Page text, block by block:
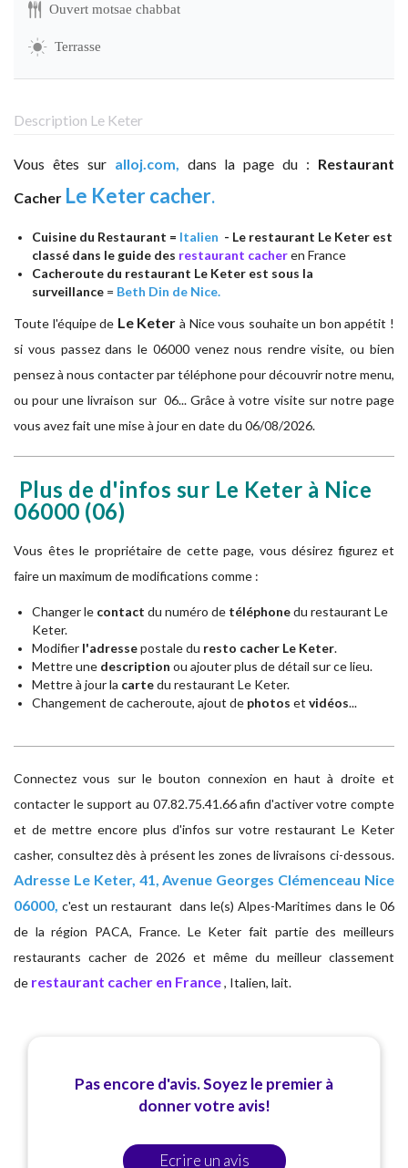
Ouvert motsae chabbat
Terrasse
Description Le Keter
Vous êtes sur alloj.com, dans la page du : Restaurant
Cacher Le Keter cacher.
Cuisine du Restaurant = Italien - Le restaurant Le Keter est
classé dans le guide des restaurant cacheren France
Cacheroute du restaurant Le Keter est sous la
surveillance = Beth Din de Nice.
Toute l'équipe de Le Keter à Nice vous souhaite un bon appétit !
si vous passez dans le 06000 venez nous rendre visite, ou bien
pensez à nous contacter par téléphone pour découvrir notre menu,
ou pour une livraison sur 06... Grâce à votre visite sur notre page
vous avez fait une mise à jour en date du 06/08/2026.
Plus de d'infos sur Le Keter à Nice
06000 (06)
Vous êtes le propriétaire de cette page, vous désirez figurez et
faire un maximum de modifications comme :
Changer le contact du numéro de téléphonedu restaurant Le
Keter.
Modifier l'adressepostale du resto cacher Le Keter.
Mettre une description ou ajouter plus de détail sur ce lieu.
Mettre à jour la cartedu restaurant Le Keter.
Changement de cacheroute, ajout de photos et vidéos...
Connectez vous sur le bouton connexion en haut à droite et
contacter le support au 07.82.75.41.66 afin d'activer votre compte
et de mettre encore plus d'infos sur votre restaurant Le Keter
casher, consultez dès à présent les zones de livraisons ci-dessous.
Adresse Le Keter, 41, Avenue Georges Clémenceau Nice
06000, c'est un restaurant dans le(s) Alpes-Maritimes dans le 06
de la région PACA, France. Le Keter fait partie des meilleurs
restaurants cacher de 2026 et même du meilleur classement
de restaurant cacher en France, Italien, lait.
Pas encore d'avis. Soyez le premier à
donner votre avis!
Ecrire un avis